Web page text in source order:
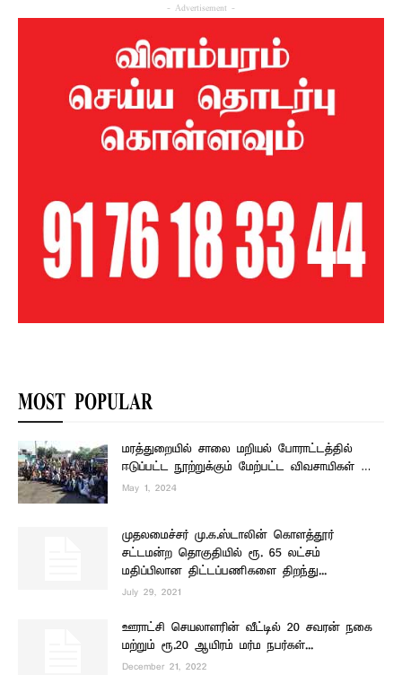
- Advertisement -
MOST POPULAR
மரத்துறையில் சாலை மறியல் போராட்டத்தில்
ஈடுப்பட்ட நூற்றுக்கும் மேற்பட்ட விவசாயிகள் …
May 1, 2024
முதலமைச்சர் மு.க.ஸ்டாலின் கொளத்தூர்
சட்டமன்ற தொகுதியில் ரூ. 65 லட்சம்
மதிப்பிலான திட்டப்பணிகளை திறந்து...
July 29, 2021
ஊராட்சி செயலாளரின் வீட்டில் 20 சவரன் நகை
மற்றும் ரூ.20 ஆயிரம் மர்ம நபர்கள்...
December 21, 2022